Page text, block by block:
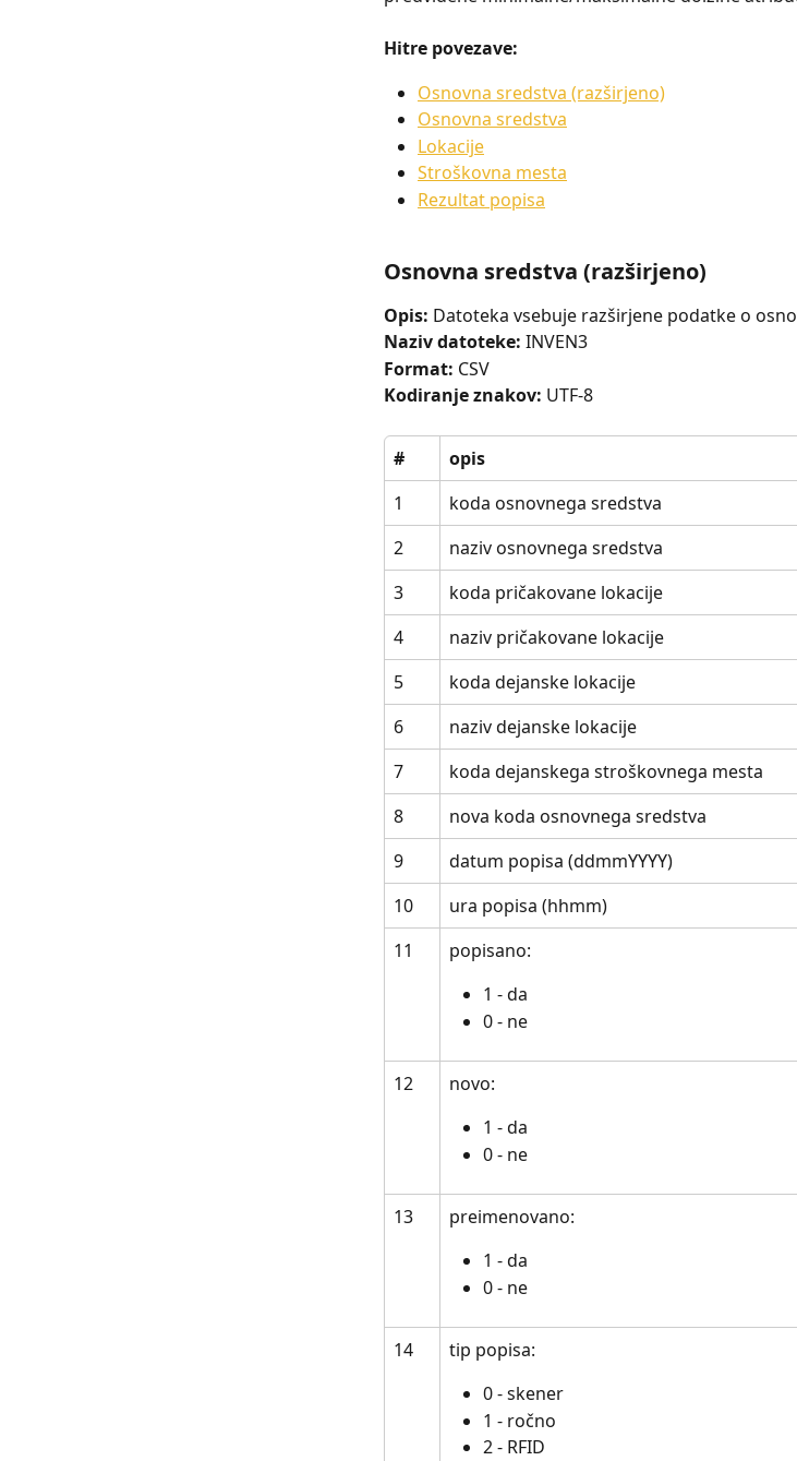
Hitre povezave:
Osnovna sredstva (razširjeno)
Osnovna sredstva
Lokacije
Stroškovna mesta
Rezultat popisa
Osnovna sredstva (razširjeno)
Opis: Datoteka vsebuje razširjene podatke o
Naziv datoteke: INVEN3
Format: CSV
Kodiranje znakov: UTF-8
# opis
1
koda osnovnega sredstva
2
naziv osnovnega sredstva
3
koda pričakovane lokacije
4
naziv pričakovane lokacije
5
koda dejanske lokacije
6
naziv dejanske lokacije
7
koda dejanskega stroškovnega mesta
8
nova koda osnovnega sredstva
9
datum popisa (ddmmYYYY)
10
ura popisa (hhmm)
11
popisano:
1 - da
0 - ne
12
novo:
1 - da
0 - ne
13
preimenovano:
1 - da
0 - ne
14
tip popisa:
0 - skener
1 - ročno
2 - RFID